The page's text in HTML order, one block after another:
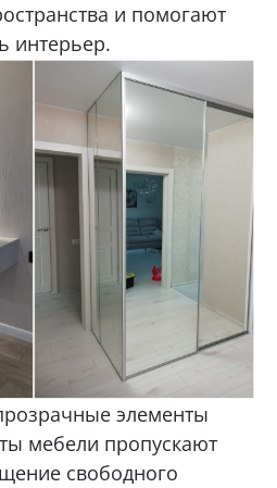
и помогают
интерьер.
элементы
мебели пропускают
свободного